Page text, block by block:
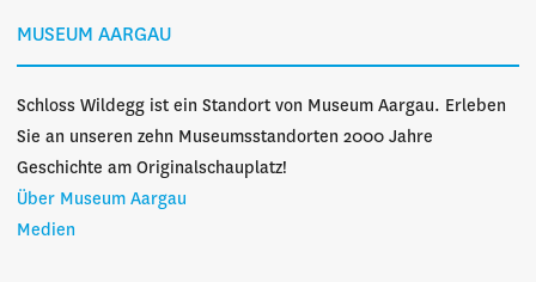
MUSEUM AARGAU
Schloss Wildegg ist ein Standort von Museum Aargau. Erleben
Sie an unseren zehn Museumsstandorten 2000 Jahre
Geschichte am Originalschauplatz!
Über Museum Aargau
Medien